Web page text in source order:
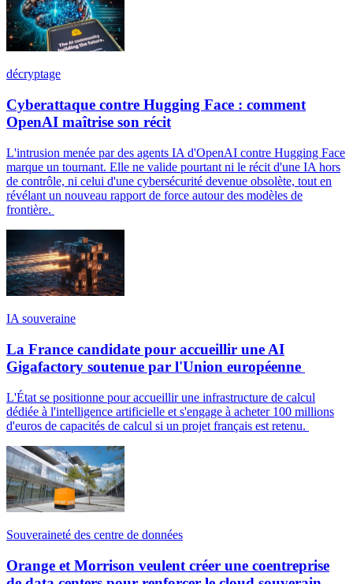
décryptage
Cyberattaque contre Hugging Face : comment
OpenAI maîtrise son récit
L'intrusion menée par des agents IA d'OpenAI contre Hugging Face
marque un tournant. Elle ne valide pourtant ni le récit d'une IA hors
de contrôle, ni celui d'une cybersécurité devenue obsolète, tout en
révélant un nouveau rapport de force autour des modèles de
frontière.
IA souveraine
La France candidate pour accueillir une AI
Gigafactory soutenue par l'Union européenne
L'État se positionne pour accueillir une infrastructure de calcul
dédiée à l'intelligence artificielle et s'engage à acheter 100 millions
d'euros de capacités de calcul si un projet français est retenu.
Souveraineté des centre de données
Orange et Morrison veulent créer une coentreprise